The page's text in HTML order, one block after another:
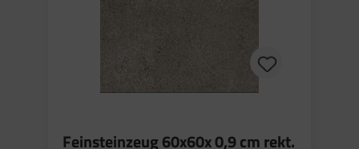
Feinsteinzeug 60x60x 0,9 cm rekt.